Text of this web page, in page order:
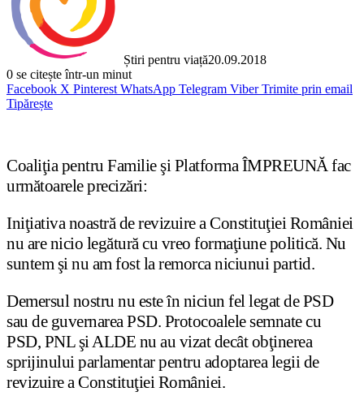
Știri pentru viață20.09.2018
0 se citește într-un minut
Facebook X Pinterest WhatsApp Telegram Viber Trimite prin email
Tipărește
Coaliţia pentru Familie şi Platforma ÎMPREUNĂ fac
următoarele precizări:
Iniţiativa noastră de revizuire a Constituţiei României
nu are nicio legătură cu vreo formaţiune politică. Nu
suntem şi nu am fost la remorca niciunui partid.
Demersul nostru nu este în niciun fel legat de PSD
sau de guvernarea PSD. Protocoalele semnate cu
PSD, PNL şi ALDE nu au vizat decât obţinerea
sprijinului parlamentar pentru adoptarea legii de
revizuire a Constituţiei României.